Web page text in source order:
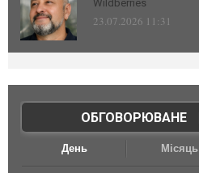
Wildberries
23.07.2026 11:31
ОБГОВОРЮВАНЕ|
День Місяць